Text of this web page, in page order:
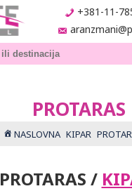
+381-11-
PROTARAS
NASLOVNA KIPAR
PROTARAS /